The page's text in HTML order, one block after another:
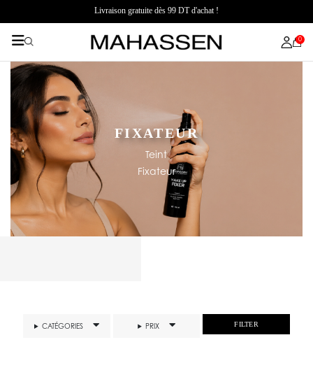
Livraison gratuite dès 99 DT d'achat !
0
FIXATEUR
Teint
Fixateur
CATÉGORIES PRIX FILTER